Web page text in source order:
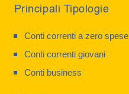
Principali Tipologie
Conti correnti a zero spese
Conti correnti giovani
Conti business